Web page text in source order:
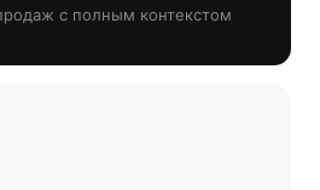
с полным контекстом